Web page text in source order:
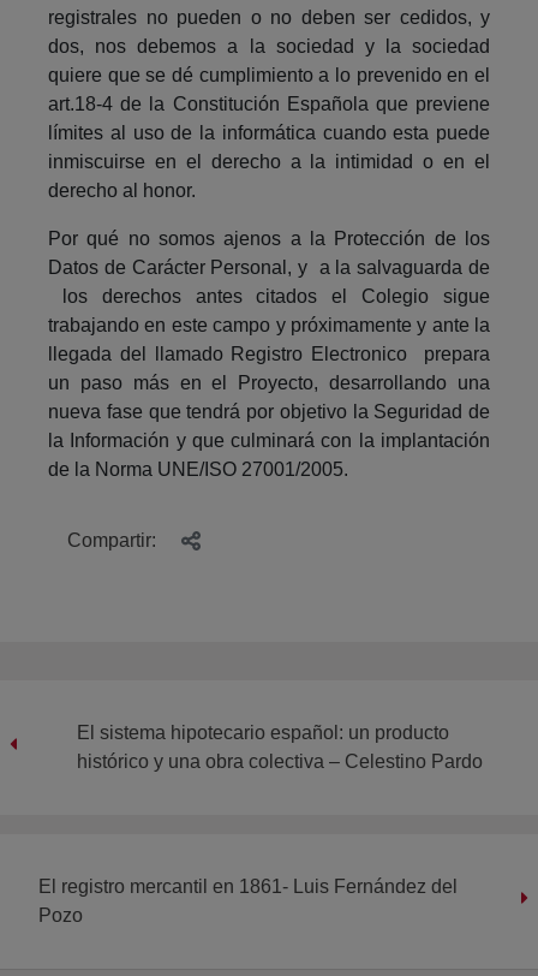
registrales no pueden o no deben ser cedidos, y
dos, nos debemos a la sociedad y la sociedad
quiere que se dé cumplimiento a lo prevenido en el
art.18-4 de la Constitución Española que previene
límites al uso de la informática cuando esta puede
inmiscuirse en el derecho a la intimidad o en el
derecho al honor.
Por qué no somos ajenos a la Protección de los
Datos de Carácter Personal, y a la salvaguarda de
los derechos antes citados el Colegio sigue
trabajando en este campo y próximamente y ante la
llegada del llamado Registro Electronico prepara
un paso más en el Proyecto, desarrollando una
nueva fase que tendrá por objetivo la Seguridad de
la Información y que culminará con la implantación
de la Norma UNE/ISO 27001/2005.
Compartir:
El sistema hipotecario español: un producto
histórico y una obra colectiva – Celestino Pardo
El registro mercantil en 1861- Luis Fernández del
Pozo